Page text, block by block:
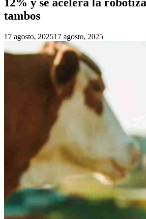
tambos
17 agosto, 202517 agosto, 2025